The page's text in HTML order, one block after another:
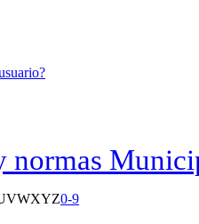
normas
VWXYZ0-9